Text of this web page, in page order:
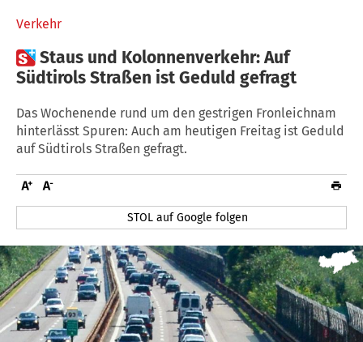
Verkehr
Staus und Kolonnenverkehr: Auf
Südtirols Straßen ist Geduld gefragt
Das Wochenende rund um den gestrigen Fronleichnam
hinterlässt Spuren: Auch am heutigen Freitag ist Geduld
auf Südtirols Straßen gefragt.
STOL auf Google folgen